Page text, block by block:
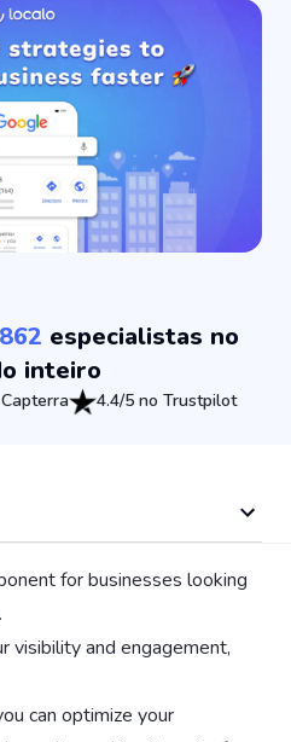
especialistas no
inteiro
4.4/5 no Trustpilot
for businesses looking
visibility and engagement,
can optimize your